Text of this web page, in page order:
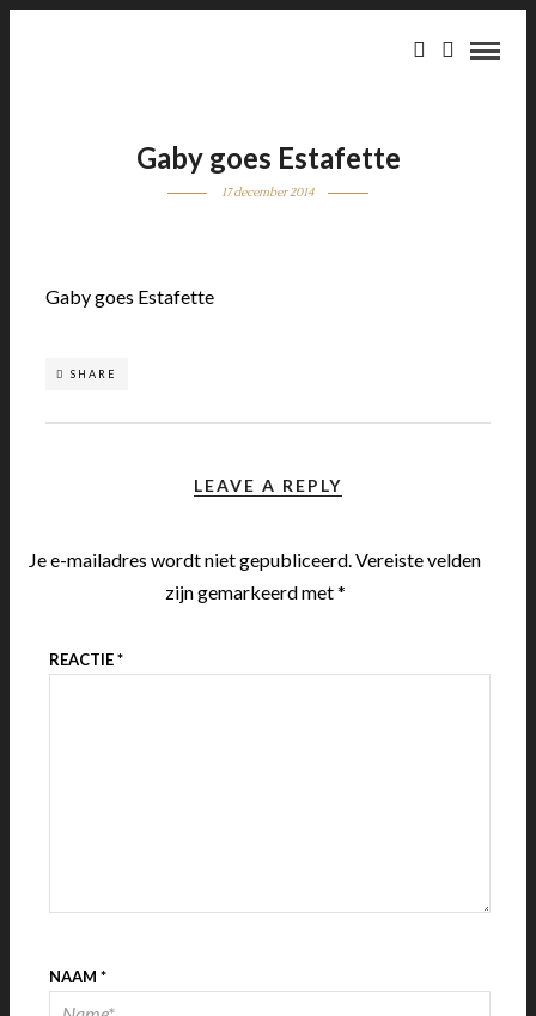
Gaby goes Estafette
17 december 2014
Gaby goes Estafette
SHARE
LEAVE A REPLY
Je e-mailadres wordt niet gepubliceerd.Vereiste velden
zijn gemarkeerd met*
REACTIE*
NAAM *